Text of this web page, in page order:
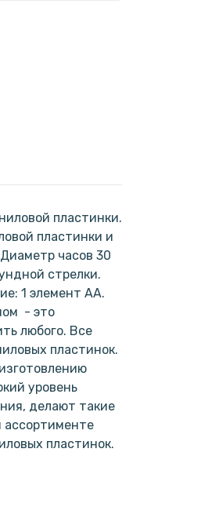
пластинки.
пластинки и
часов 30
стрелки.
1 элемент АА.
- это
любого. Все
пластинок.
уровень
делают такие
ассортименте
пластинок.